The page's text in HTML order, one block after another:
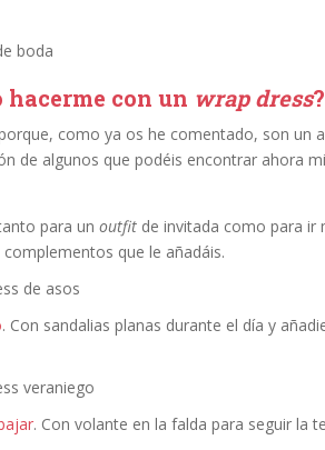
hacerme con un wrap dress?
como ya os he comentado, son un
de algunos que podéis encontrar ahora
para un outfit de invitada como para ir
que le añadáis.
. Con sandalias planas durante el día y
. Con volante en la falda para seguir la